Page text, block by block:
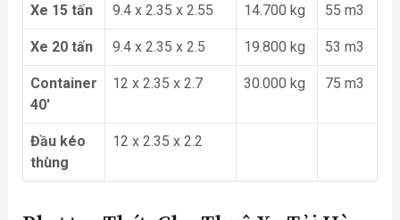
Xe 15 tấn 9.4 x 2.35 x 2.55 14.700 kg 55 m3
Xe 20 tấn 9.4 x 2.35 x 2.5 19.800 kg 53 m3
Container
40′
12 x 2.35 x 2.7 30.000 kg 75 m3
Đầu kéo
thùng
12 x 2.35 x 2.2